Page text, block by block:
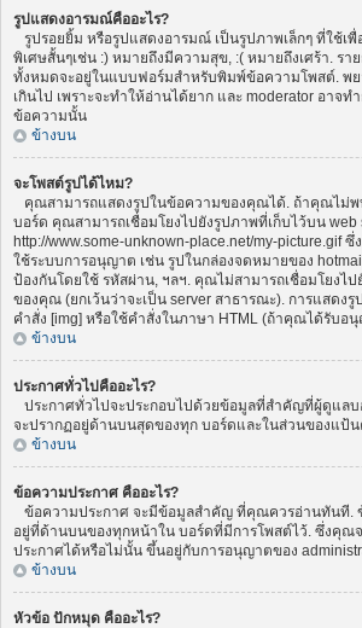
รูปแสดงอารมณ์คืออะไร?
รูปรอยยิ้ม หรือรูปแสดงอารมณ์ เป็นรูปภาพเล็กๆ ที่ใช้เ
พิเศษสั้นๆเช่น :) หมายถึงมีความสุข, :( หมายถึงเศร้า. ร
ทั้งหมดจะอยู่ในแบบฟอร์มสำหรับพิมพ์ข้อความโพสต์. พ
เกินไป เพราะจะทำให้อ่านได้ยาก และ moderator อาจ
ข้อความนั้น
ข้างบน
จะโพสต์รูปได้ไหม?
คุณสามารถแสดงรูปในข้อความของคุณได้. ถ้าคุณไม่
บอร์ด คุณสามารถเชื่อมโยงไปยังรูปภาพที่เก็บไว้บน web
http://www.some-unknown-place.net/my-picture.gif
ใช้ระบบการอนุญาต เช่น รูปในกล่องจดหมายของ
ป้องกันโดยใช้ รหัสผ่าน, ฯลฯ. คุณไม่สามารถเชื่อมโยงไป
ของคุณ (ยกเว้นว่าจะเป็น server สาธารณะ). การแสดง
คำสั่ง [img] หรือใช้คำสั่งในภาษา HTML (ถ้าคุณได้รับอ
ข้างบน
ประกาศทั่วไปคืออะไร?
ประกาศทั่วไปจะประกอบไปด้วยข้อมูลที่สำคัญที่ผู้ดูแล
จะปรากฏอยู่ด้านบนสุดของทุก บอร์ดและในส่วนของแป้
ข้างบน
ข้อความประกาศ คืออะไร?
ข้อความประกาศ จะมีข้อมูลสำคัญ ที่คุณควรอ่านทันที.
อยู่ที่ด้านบนของทุกหน้าใน บอร์ดที่มีการโพสต์ไว้. ซึ่งคุณ
ประกาศได้หรือไม่นั้น ขึ้นอยู่กับการอนุญาตของ
ข้างบน
หัวข้อ ปักหมุด คืออะไร?